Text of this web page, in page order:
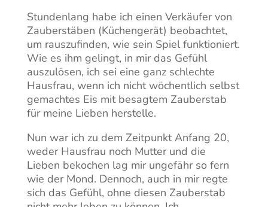
Stundenlang habe ich einen Verkäufer von
Zauberstäben (Küchengerät) beobachtet,
um rauszufinden, wie sein Spiel funktioniert.
Wie es ihm gelingt, in mir das Gefühl
auszulösen, ich sei eine ganz schlechte
Hausfrau, wenn ich nicht wöchentlich selbst
gemachtes Eis mit besagtem Zauberstab
für meine Lieben herstelle.
Nun war ich zu dem Zeitpunkt Anfang 20,
weder Hausfrau noch Mutter und die
Lieben bekochen lag mir ungefähr so fern
wie der Mond. Dennoch, auch in mir regte
sich das Gefühl, ohne diesen Zauberstab